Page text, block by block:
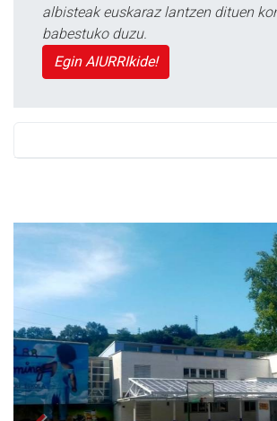
albisteak euskaraz lantzen dituen
babestuko duzu.
Egin AIURRIkide!